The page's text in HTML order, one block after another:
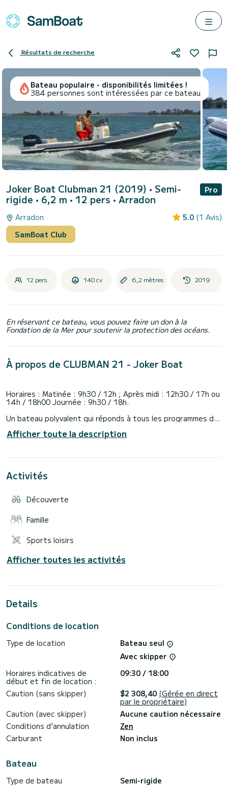
Résultats de recherche
Bateau populaire - disponibilités limitées !
384 personnes sont intéressées par ce bateau
Joker Boat Clubman 21 (2019) • Semi-
rigide • 6,2 m • 12 pers • Arradon
Pro
Arradon 5.0 (1 Avis)
SamBoat Club
12 pers. 140 cv 6,2 mètres 2019
En réservant ce bateau, vous pouvez faire un don à la
Fondation de la Mer pour soutenir la protection des océans.
À propos de CLUBMAN 21 - Joker Boat
Horaires : Matinée : 9h30 / 12h ; Après midi : 12h30 / 17h ou
14h / 18h00 Journée : 9h30 / 18h.
Un bateau polyvalent qui réponds à tous les programmes de
bain de soleil avant et équipé d'un moteur souple et sobre!
Réservez le pour une sortie conviviale dans le Golfe ou
Afficher toute la description
Activités
Découverte
Famille
Sports loisirs
Afficher toutes les activités
Details
Conditions de location
Type de location
Bateau seul
Avec skipper
Horaires indicatives de
début et fin de location :
09:30 / 18:00
Caution (sans skipper)
$2 308,40 (Gérée en direct
par le propriétaire)
Caution (avec skipper)
Aucune caution nécessaire
Conditions d'annulation
Zen
Carburant
Non inclus
Bateau
Type de bateau
Semi-rigide